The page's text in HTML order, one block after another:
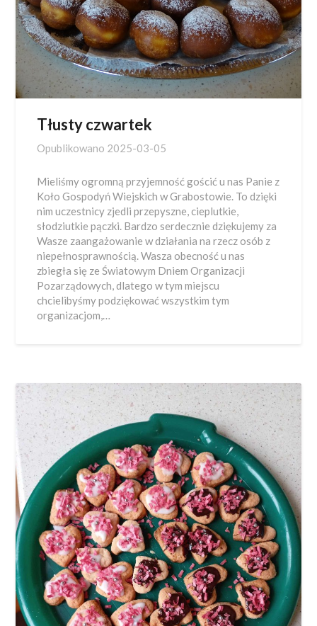
Tłusty czwartek
Opublikowano 2025-03-05
Mieliśmy ogromną przyjemność gościć u nas Panie z
Koło Gospodyń Wiejskich w Grabostowie. To dzięki
nim uczestnicy zjedli przepyszne, cieplutkie,
słodziutkie pączki. Bardzo serdecznie dziękujemy za
Wasze zaangażowanie w działania na rzecz osób z
niepełnosprawnością. Wasza obecność u nas
zbiegła się ze Światowym Dniem Organizacji
Pozarządowych, dlatego w tym miejscu
chcielibyśmy podziękować wszystkim tym
organizacjom,…